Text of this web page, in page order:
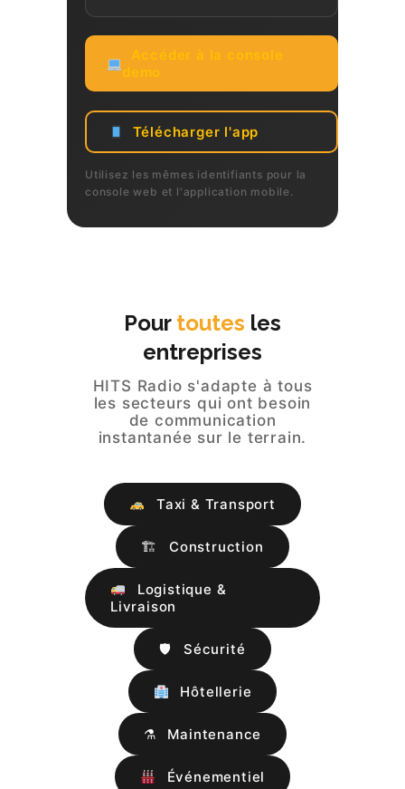
RÉSERVATION
CHAUFFEURS
HITS BUSINESS
Accéder à la console
demo
Télécharger l'app
Utilisez les mêmes identifiants pour la
console web et l'application mobile.
Pour toutes les
entreprises
HITS Radio s'adapte à tous
les secteurs qui ont besoin
de communication
instantanée sur le terrain.
Taxi & Transport
🏗 Construction
Logistique &
Livraison
🛡 Sécurité
Hôtellerie
⚗ Maintenance
Événementiel